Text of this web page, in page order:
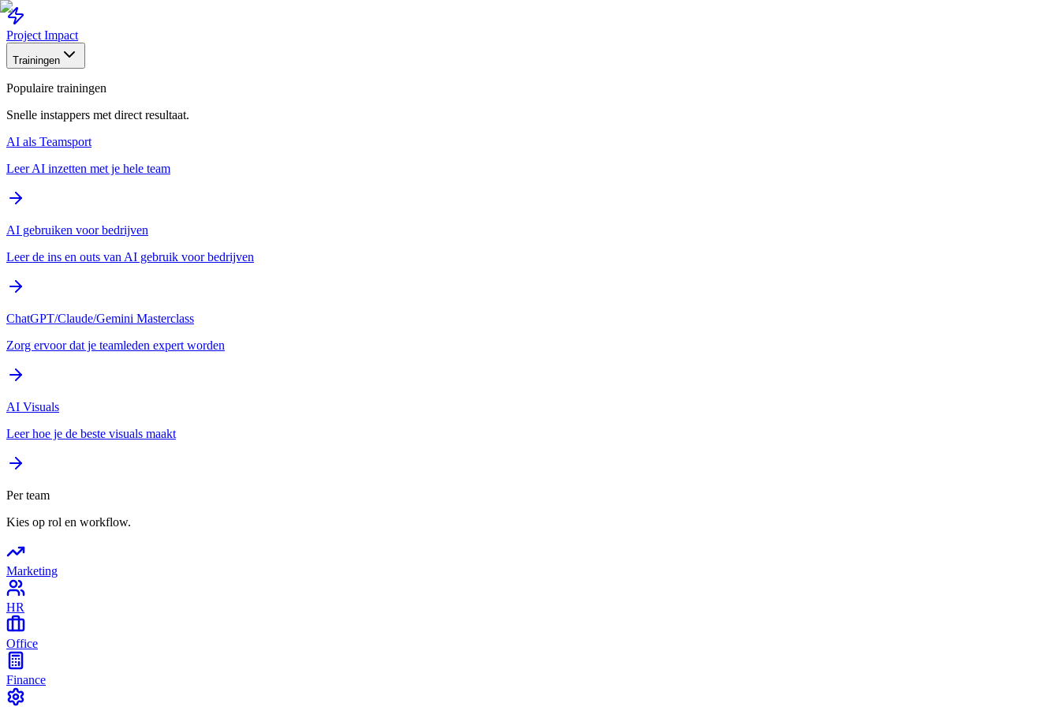
Project Impact
Trainingen
Populaire trainingen
Snelle instappers met direct resultaat.
AI als Teamsport
Leer AI inzetten met je hele team
AI gebruiken voor bedrijven
Leer de ins en outs van AI gebruik voor bedrijven
ChatGPT/Claude/Gemini Masterclass
Zorg ervoor dat je teamleden expert worden
AI Visuals
Leer hoe je de beste visuals maakt
Per team
Kies op rol en workflow.
Marketing
HR
Office
Finance